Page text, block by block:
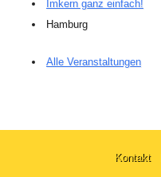
Imkern ganz einfach!
Hamburg
Alle Veranstaltungen
Kontakt